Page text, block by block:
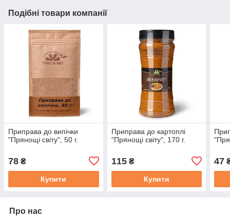
Подібні товари компанії
Приправа до випічки
"Прянощі світу", 50 г.
78 ₴
Купити
Приправа до картоплі
"Прянощі світу", 170 г.
115₴
Купити
47
Про нас